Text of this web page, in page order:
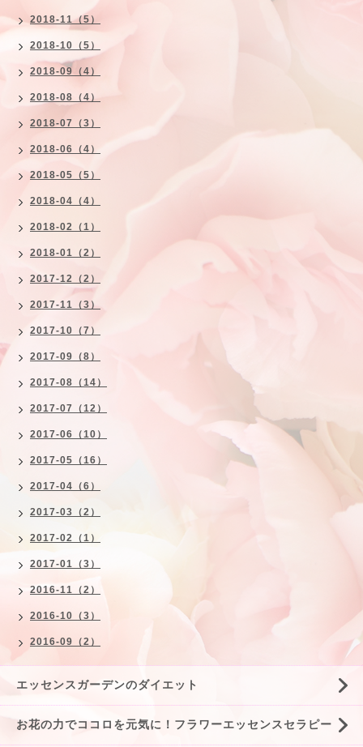
2018-11（5）
2018-10（5）
2018-09（4）
2018-08（4）
2018-07（3）
2018-06（4）
2018-05（5）
2018-04（4）
2018-02（1）
2018-01（2）
2017-12（2）
2017-11（3）
2017-10（7）
2017-09（8）
2017-08（14）
2017-07（12）
2017-06（10）
2017-05（16）
2017-04（6）
2017-03（2）
2017-02（1）
2017-01（3）
2016-11（2）
2016-10（3）
2016-09（2）
エッセンスガーデンのダイエット
お花の力でココロを元気に！フラワーエッセンスセラピー